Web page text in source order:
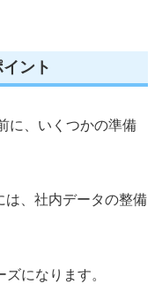
ント
に、いくつかの準備
は、社内データの整備
になります。